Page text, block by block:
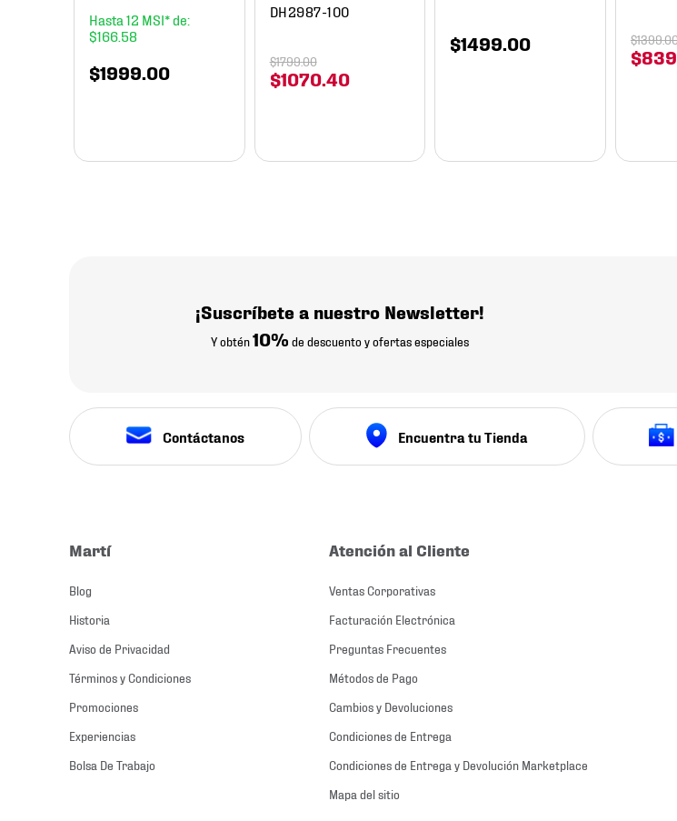
12
$166. 58
$1999 00
DH2987-100
$1070. 40
$1799.00
$1499 00
$839
$1399.
¡Suscríbete a nuestro Newsletter!
Y obtén10% de descuento y ofertas especiales
Contáctanos Encuentra tu Tienda
Martí
Blog
Historia
Aviso de Privacidad
Términos y Condiciones
Promociones
Experiencias
Bolsa De Trabajo
Atención al Cliente
Ventas Corporativas
Facturación Electrónica
Preguntas Frecuentes
Métodos de Pago
Cambios y Devoluciones
Condiciones de Entrega
Condiciones de Entrega y Devolución Marketplace
Mapa del sitio